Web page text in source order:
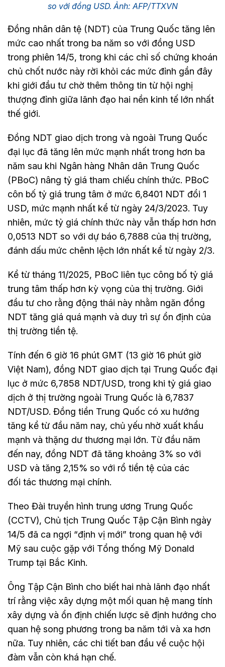
so với đồng USD. Ảnh: AFP/TTXVN
Đồng nhân dân tệ (NDT) của Trung Quốc tăng lên
mức cao nhất trong ba năm so với đồng USD
trong phiên 14/5, trong khi các chỉ số chứng khoán
chủ chốt nước này rời khỏi các mức đỉnh gần đây
khi giới đầu tư chờ thêm thông tin từ hội nghị
thượng đỉnh giữa lãnh đạo hai nền kinh tế lớn nhất
thế giới.
Đồng NDT giao dịch trong và ngoài Trung Quốc
đại lục đã tăng lên mức mạnh nhất trong hơn ba
năm sau khi Ngân hàng Nhân dân Trung Quốc
(PBoC) nâng tỷ giá tham chiếu chính thức. PBoC
côn bố tỷ giá trung tâm ở mức 6,8401 NDT đổi 1
USD, mức mạnh nhất kể từ ngày 24/3/2023. Tuy
nhiên, mức tỷ giá chính thức này vẫn thấp hơn hơn
0,0513 NDT so với dự báo 6,7888 của thị trường,
đánh dấu mức chênh lệch lớn nhất kể từ ngày 2/3.
Kể từ tháng 11/2025, PBoC liên tục công bố tỷ giá
trung tâm thấp hơn kỳ vọng của thị trường. Giới
đầu tư cho rằng động thái này nhằm ngăn đồng
NDT tăng giá quá mạnh và duy trì sự ổn định của
thị trường tiền tệ.
Tính đến 6 giờ 16 phút GMT (13 giờ 16 phút giờ
Việt Nam), đồng NDT giao dịch tại Trung Quốc đại
lục ở mức 6,7858 NDT/USD, trong khi tỷ giá giao
dịch ở thị trường ngoài Trung Quốc là 6,7837
NDT/USD. Đồng tiền Trung Quốc có xu hướng
tăng kể từ đầu năm nay, chủ yếu nhờ xuất khẩu
mạnh và thặng dư thương mại lớn. Từ đầu năm
đến nay, đồng NDT đã tăng khoảng 3% so với
USD và tăng 2,15% so với rổ tiền tệ của các
đối tác thương mại chính.
Theo Đài truyền hình trung ương Trung Quốc
(CCTV), Chủ tịch Trung Quốc Tập Cận Bình ngày
14/5 đã ca ngợi “định vị mới” trong quan hệ với
Mỹ sau cuộc gặp với Tổng thống Mỹ Donald
Trump tại Bắc Kinh.
Ông Tập Cận Bình cho biết hai nhà lãnh đạo nhất
trí rằng việc xây dựng một mối quan hệ mang tính
xây dựng và ổn định chiến lược sẽ định hướng cho
quan hệ song phương trong ba năm tới và xa hơn
nữa. Tuy nhiên, các chi tiết ban đầu về cuộc hội
đàm vẫn còn khá hạn chế.